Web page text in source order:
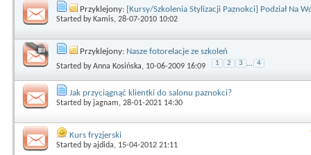
Przyklejony: [Kursy/Szkolenia Stylizacji Paznokci] Podział Na
Started by Kamis, 28-07-2010 10:02
Przyklejony: Nasze fotorelacje ze szkoleń
Started byAnna Kosińska, 10-06-2009 16:09 1 2 3 ... 4
Jak przyciągnąć klientki do salonu paznokci?
Started by jagnam, 28-01-2021 14:30
Kurs fryzjerski
Started byajdida, 15-04-2012 21:11